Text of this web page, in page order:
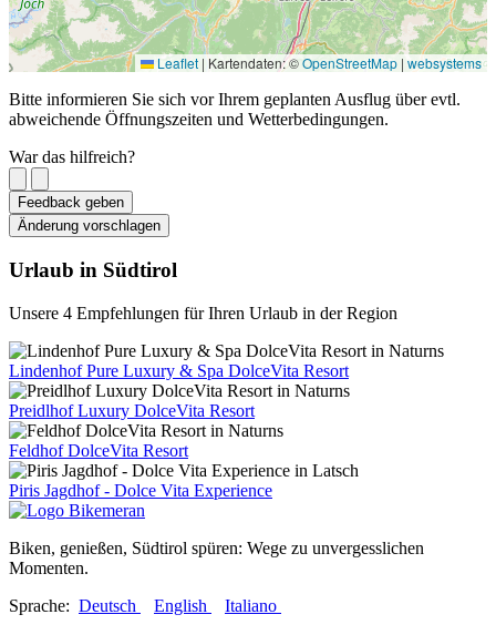
Leaflet | Kartendaten: ©OpenStreetMap | websystems
Bitte informieren Sie sich vor Ihrem geplanten Ausflug über evtl.
abweichende Öffnungszeiten und Wetterbedingungen.
War das hilfreich?
Feedback geben
Änderung vorschlagen
Urlaub in Südtirol
Unsere 4 Empfehlungen für Ihren Urlaub in der Region
Lindenhof Pure Luxury & Spa DolceVita Resort
Preidlhof Luxury DolceVita Resort
Feldhof DolceVita Resort
Piris Jagdhof - Dolce Vita Experience
Biken, genießen, Südtirol spüren: Wege zu unvergesslichen
Momenten.
Sprache: Deutsch English Italiano